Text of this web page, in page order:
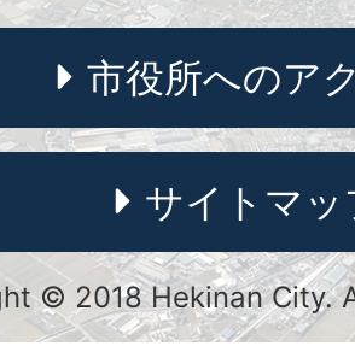
市役所へのア
サイトマッ
© 2018 Hekinan City.